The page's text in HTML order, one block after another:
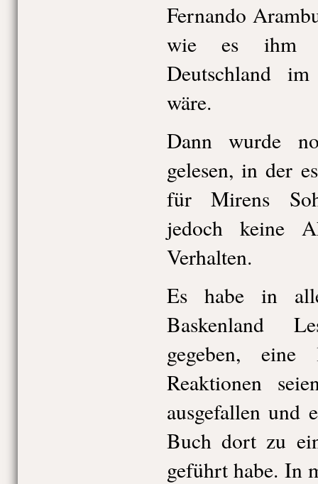
Fernando
wie es ihm
Deutschland im
wäre.
Dann wurde
gelesen, in der
für Mirens
jedoch keine
Verhalten.
Es habe in
Baskenland
gegeben, eine
Reaktionen
ausgefallen und
Buch dort zu
geführt habe. In